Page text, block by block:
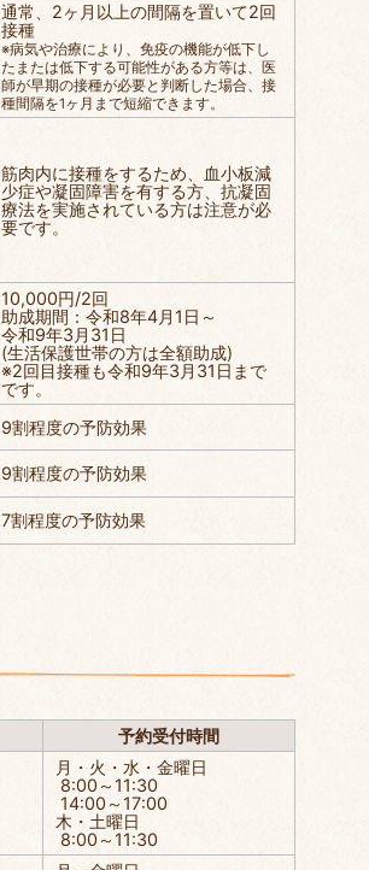
通常、2ヶ月以上の間隔を置いて2回
接種
※病気や治療により、免疫の機能が低下し
たまたは低下する可能性がある方等は、医
師が早期の接種が必要と判断した場合、接
種間隔を1ヶ月まで短縮できます。
筋肉内に接種をするため、血小板減
少症や凝固障害を有する方、抗凝固
療法を実施されている方は注意が必
要です。
10,000円/2回
助成期間：令和8年4月1日～
令和9年3月31日
(生活保護世帯の方は全額助成)
※2回目接種も令和9年3月31日まで
です。
9割程度の予防効果
9割程度の予防効果
7割程度の予防効果
予約受付時間
月・火・水・金曜日
8:00～11:30
14:00～17:00
木・土曜日
8:00～11:30